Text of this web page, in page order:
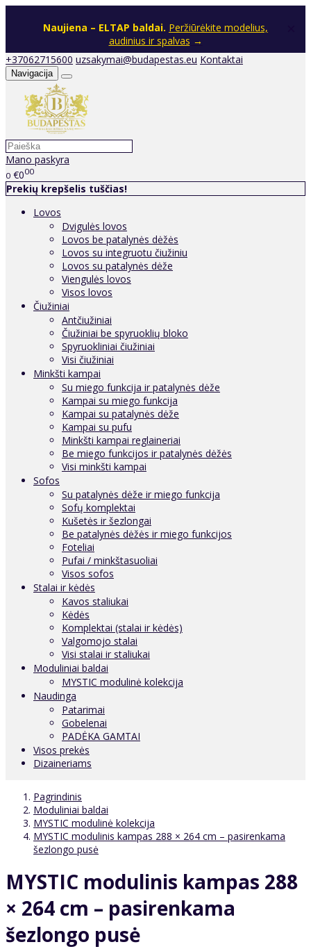
Naujiena – ELTAP baldai. Peržiūrėkite modelius,
audinius ir spalvas →
+37062715600 uzsakymai@budapestas.eu Kontaktai
Navigacija
Mano paskyra
0 €000
Prekių krepšelis tuščias!
Lovos
Dvigulės lovos
Lovos be patalynės dėžės
Lovos su integruotu čiužiniu
Lovos su patalynės dėže
Viengulės lovos
Visos lovos
Čiužiniai
Antčiužiniai
Čiužiniai be spyruoklių bloko
Spyruokliniai čiužiniai
Visi čiužiniai
Minkšti kampai
Su miego funkcija ir patalynės dėže
Kampai su miego funkcija
Kampai su patalynės dėže
Kampai su pufu
Minkšti kampai reglaineriai
Be miego funkcijos ir patalynės dėžės
Visi minkšti kampai
Sofos
Su patalynės dėže ir miego funkcija
Sofų komplektai
Kušetės ir šezlongai
Be patalynės dėžės ir miego funkcijos
Foteliai
Pufai / minkštasuoliai
Visos sofos
Stalai ir kėdės
Kavos staliukai
Kėdės
Komplektai (stalai ir kėdės)
Valgomojo stalai
Visi stalai ir staliukai
Moduliniai baldai
MYSTIC modulinė kolekcija
Naudinga
Patarimai
Gobelenai
PADĖKA GAMTAI
Visos prekės
Dizaineriams
Pagrindinis
Moduliniai baldai
MYSTIC modulinė kolekcija
MYSTIC modulinis kampas 288 × 264 cm – pasirenkama
šezlongo pusė
MYSTIC modulinis kampas 288
× 264 cm – pasirenkama
šezlongo pusė